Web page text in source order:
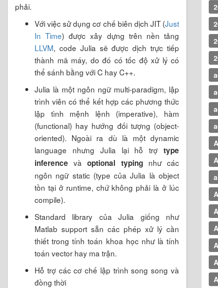
phải.
Với việc sử dụng cơ chế biên dịch JIT (Just
In Time) được xây dựng trên nền tảng
LLVM, code Julia sẽ được dịch trực tiếp
thành mã máy, do đó có tốc độ xử lý có
thể sánh bằng với C hay C++.
Julia là một ngôn ngữ multi-paradigm, lập
trình viên có thể kết hợp các phương thức
lập tình mệnh lệnh (imperative), hàm
(functional) hay hướng đối tượng (object-
oriented). Ngoài ra dù là một dynamic
language nhưng Julia lại hỗ trợ type
inference vàoptional typingnhư các
ngôn ngữ static (type của Julia là object
tồn tại ở runtime, chứ không phải là ở lúc
compile).
Standard library của Julia giống như
Matlab support sẵn các phép xử lý cần
thiết trong tính toán khoa học như là tính
toán vector hay ma trận.
Hỗ trợ các cơ chế lập trình song song và
đồng thời